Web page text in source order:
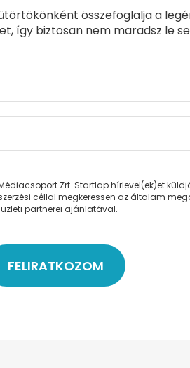
összefoglalja a
így biztosan nem maradsz le
Zrt. Startlap hírlevel(ek)et
céllal megkeressen az általam
partnerei ajánlatával.